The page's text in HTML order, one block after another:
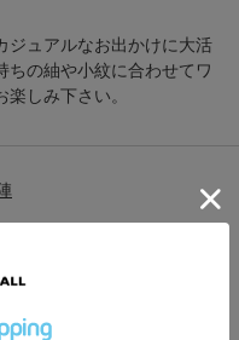
ジュアルなお出かけに大活
ちの紬や小紋に合わせてワ
しみ下さい。
人は
ています